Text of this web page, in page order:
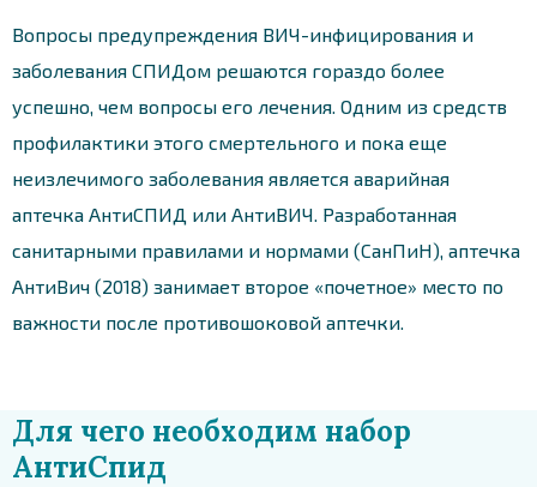
Вопросы предупреждения ВИЧ-инфицирования и
заболевания СПИДом решаются гораздо более
успешно, чем вопросы его лечения. Одним из средств
профилактики этого смертельного и пока еще
неизлечимого заболевания является аварийная
аптечка АнтиСПИД или АнтиВИЧ. Разработанная
санитарными правилами и нормами (СанПиН), аптечка
АнтиВич (2018) занимает второе «почетное» место по
важности после противошоковой аптечки.
Для чего необходим набор
АнтиСпид